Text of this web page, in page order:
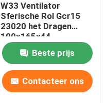
W33 Ventilator
Sferische Rol Gcr15
23020 het Dragen
100x165x44
Jatec23020CA
Beste prijs
Contacteer ons